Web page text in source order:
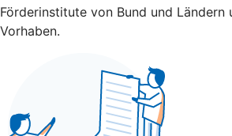
Förderinstitute von Bund und Ländern
Vorhaben.